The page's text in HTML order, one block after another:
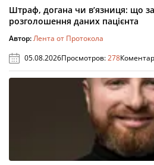
Штраф, догана чи в’язниця: що
розголошення даних пацієнта
Автор:Лента от Протокола
05.08.2026Просмотров:278